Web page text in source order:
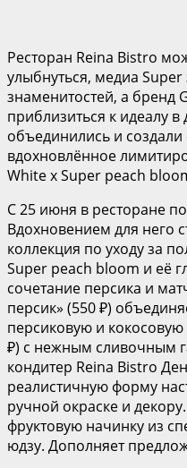
Ресторан Reina Bistro
улыбнуться, медиа Super
знаменитостей, а бренд
приблизиться к идеалу
объединились и
вдохновлённое
White x Super peach
С 25 июня в ресторане
Вдохновением для него
коллекция по уходу за
Super peach bloom и её
сочетание персика и
персик» (550 ₽)
персиковую и кокосовую
₽) с нежным сливочным
кондитер Reina Bistro
реалистичную форму
ручной окраске и
фруктовую начинку из
юдзу. Дополняет